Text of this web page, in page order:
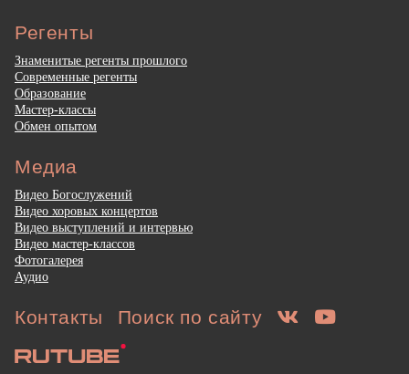
Регенты
Знаменитые регенты прошлого
Современные регенты
Образование
Мастер-классы
Обмен опытом
Медиа
Видео Богослужений
Видео хоровых концертов
Видео выступлений и интервью
Видео мастер-классов
Фотогалерея
Аудио
Контакты Поиск по сайту